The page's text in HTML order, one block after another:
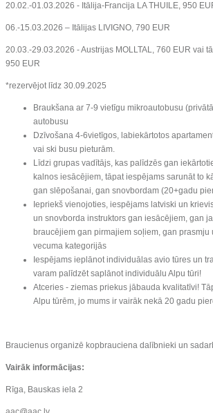
20.02.-01.03.2026 - Itālija-Francija LA THUILE, 950
06.-15.03.2026 – Itālijas LIVIGNO, 790 EUR
20.03.-29.03.2026 - Austrijas MOLLTAL, 760 EUR vai
950 EUR
*rezervējot līdz 30.09.2025
Braukšana ar 7-9 vietīgu mikroautobusu
autobusu
Dzīvošana 4-6vietīgos, labiekārtotos
vai ski busu pieturām.
Līdzi grupas vadītājs, kas palīdzēs gan
kalnos iesācējiem, tāpat iespējams sarunāt to
gan slēpošanai, gan snovbordam (20+gadu
Iepriekš vienojoties, iespējams latviski un
un snovborda instruktors gan iesācējiem, gan
braucējiem gan pirmajiem soļiem, gan
vecuma kategorijās
Iespējams ieplānot individuālas avio tūres un
varam palīdzēt saplānot individuālu Alpu tūri!
Atceries - ziemas priekus jābauda kvalitatīvi!
Alpu tūrēm, jo mums ir vairāk nekā 20 gadu
Braucienus organizē kopbrauciena dalībnieki un
Vairāk informācijas:
Rīga, Bauskas iela 2